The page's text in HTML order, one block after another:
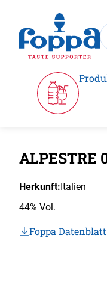
Zur
ALPESTRE
Herkunft:Italien
44% Vol.
Foppa Datenblatt